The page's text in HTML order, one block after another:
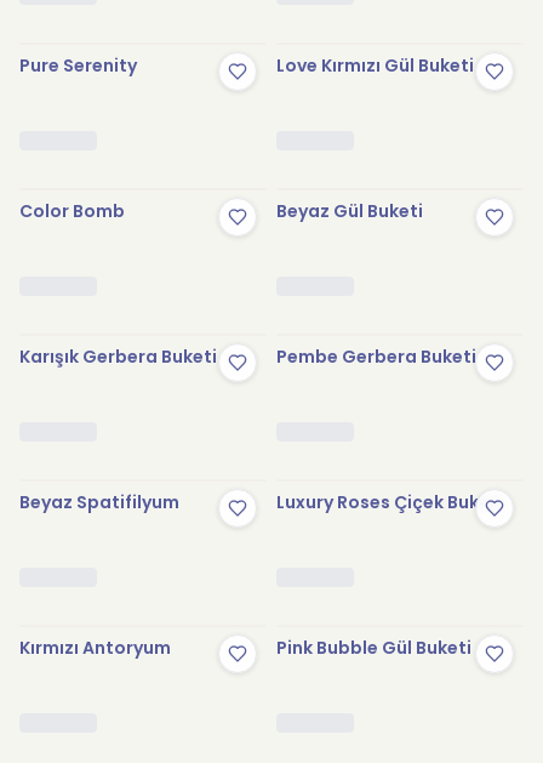
Pure Serenity Love Kırmızı Gül Buketi
Color Bomb Beyaz Gül Buketi
Karışık Gerbera Buketi Pembe Gerbera Buketi
Beyaz Spatifilyum Luxury Roses Çiçek Buketi
Kırmızı Antoryum Pink Bubble Gül Buketi